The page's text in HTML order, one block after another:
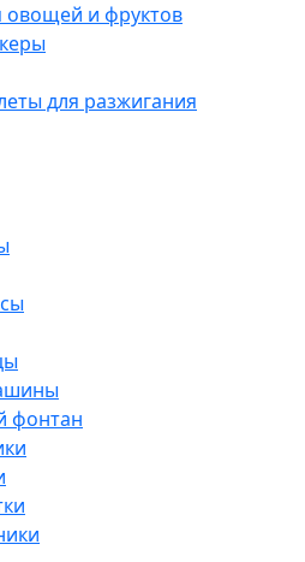
овощей и фруктов
для разжигания
фонтан